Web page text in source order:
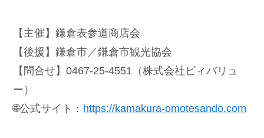
【主催】鎌倉表参道商店会
【後援】鎌倉市／鎌倉市観光協会
【問合せ】0467-25-4551（株式会社ビィバリュ
ー）
🌐公式サイト： https://kamakura-omotesando.com